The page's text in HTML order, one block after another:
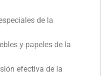
de la
y papeles de la
efectiva de la